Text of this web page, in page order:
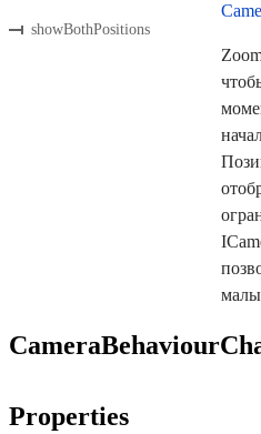
showBothPositions
Properties